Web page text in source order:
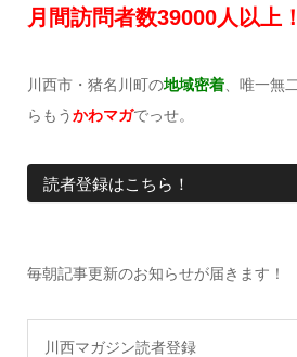
月間訪問者数39000人以上！
川西市・猪名川町の地域密着、唯一無
らもうかわマガでっせ。
読者登録はこちら！
毎朝記事更新のお知らせが届きます！
川西マガジン読者登録